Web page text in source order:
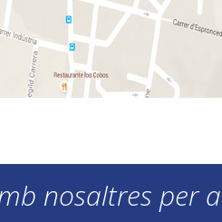
nosaltres per